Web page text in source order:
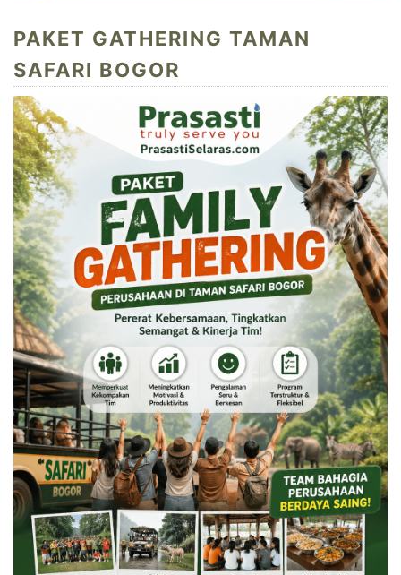
PAKET GATHERING TAMAN
SAFARI BOGOR